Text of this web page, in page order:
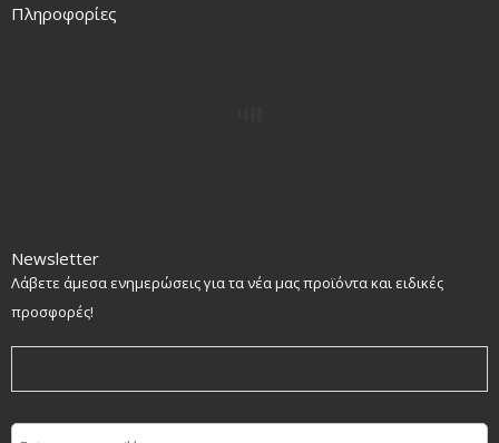
Πληροφορίες
Newsletter
Λάβετε άμεσα ενημερώσεις για τα νέα μας προϊόντα και ειδικές
προσφορές!